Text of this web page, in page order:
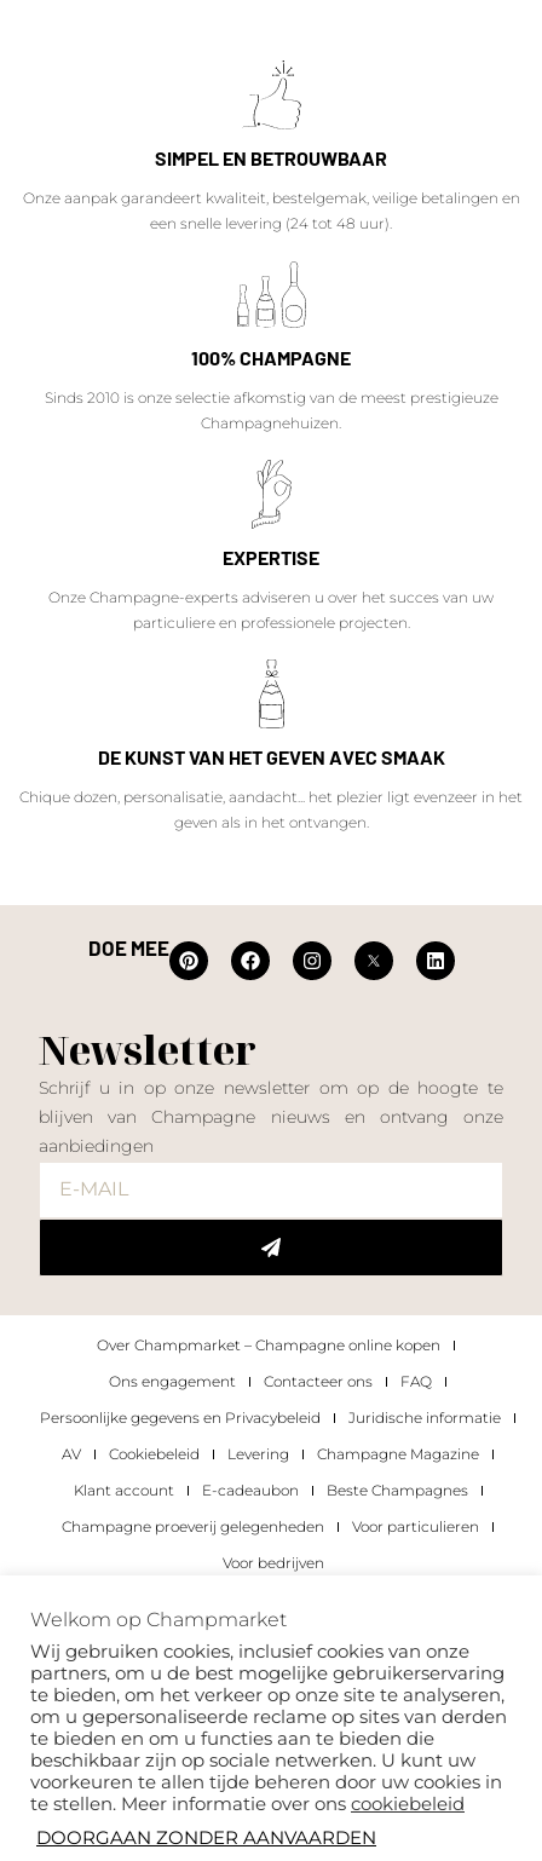
SIMPEL EN BETROUWBAAR
Onze aanpak garandeert kwaliteit, bestelgemak, veilige betalingen en
een snelle levering (24 tot 48 uur).
100% CHAMPAGNE
Sinds 2010 is onze selectie afkomstig van de meest prestigieuze
Champagnehuizen.
EXPERTISE
Onze Champagne-experts adviseren u over het succes van uw
particuliere en professionele projecten.
DE KUNST VAN HET GEVEN AVEC SMAAK
Chique dozen, personalisatie, aandacht... het plezier ligt evenzeer in het
geven als in het ontvangen.
DOE MEE
Newsletter
Schrijf u in op onze newsletter om op de hoogte te
blijven van Champagne nieuws en ontvang onze
aanbiedingen
Over Champmarket – Champagne online kopen
Ons engagement
Contacteer ons
FAQ
Persoonlijke gegevens en Privacybeleid
Juridische informatie
AV
Cookiebeleid Levering
Champagne Magazine
Klant account
E-cadeaubon
Beste Champagnes
Champagne proeverij gelegenheden
Voor particulieren
Voor bedrijven
Copyright 2022 © alle rechten voorbehouden.
Welkom op Champmarket
Wij gebruiken cookies, inclusief cookies van onze
partners, om u de best mogelijke gebruikerservaring
te bieden, om het verkeer op onze site te analyseren,
om u gepersonaliseerde reclame op sites van derden
te bieden en om u functies aan te bieden die
beschikbaar zijn op sociale netwerken. U kunt uw
voorkeuren te allen tijde beheren door uw cookies in
te stellen. Meer informatie over ons cookiebeleid
DOORGAAN ZONDER AANVAARDEN